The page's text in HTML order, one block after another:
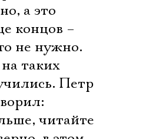
а это
концов –
не нужно.
таких
Петр
читайте